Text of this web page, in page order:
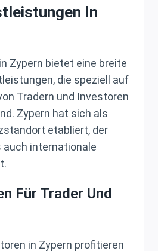
In
Zypern bietet eine breite
die speziell auf
Tradern und Investoren
Zypern hat sich als
etabliert, der
auch internationale
Für Trader Und
in Zypern profitieren